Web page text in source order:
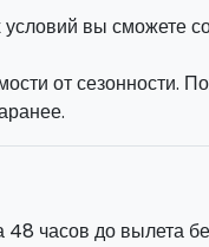
вы сможете
от сезонности.
48 часов до вылета